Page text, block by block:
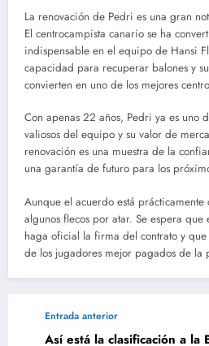
La renovación de Pedri es una gran
El centrocampista canario se ha
indispensable en el equipo de Hansi
capacidad para recuperar balones y
convierten en uno de los mejores
Con apenas 22 años, Pedri ya es uno
valiosos del equipo y su valor de
renovación es una muestra de la
una garantía de futuro para los
Aunque el acuerdo está
algunos flecos por atar. Se espera que
haga oficial la firma del contrato y
de los jugadores mejor pagados de la
Entrada anterior
Así está la clasificación a la